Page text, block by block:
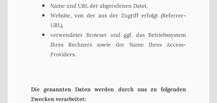
Name und URL der abgerufenen Datei,
Website, von der aus der Zugriff erfolgt (Referrer-
URL),
verwendeter Browser und ggf. das Betriebssystem
Ihres Rechners sowie der Name Ihres Access-
Providers.
Die genannten Daten werden durch uns zu folgenden
Zwecken verarbeitet: